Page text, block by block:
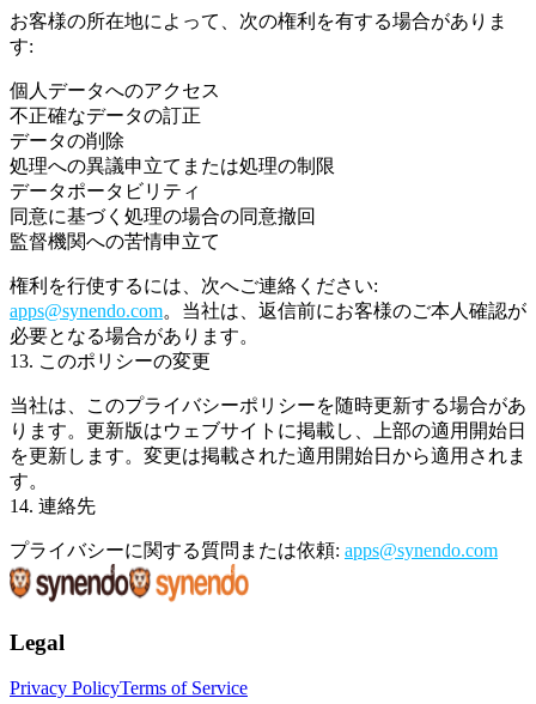
お客様の所在地によって、次の権利を有する場合がありま
す:
個人データへのアクセス
不正確なデータの訂正
データの削除
処理への異議申立てまたは処理の制限
データポータビリティ
同意に基づく処理の場合の同意撤回
監督機関への苦情申立て
権利を行使するには、次へご連絡ください:
apps@synendo.com。当社は、返信前にお客様のご本人確認が
必要となる場合があります。
13. このポリシーの変更
当社は、このプライバシーポリシーを随時更新する場合があ
ります。更新版はウェブサイトに掲載し、上部の適用開始日
を更新します。変更は掲載された適用開始日から適用されま
す。
14. 連絡先
プライバシーに関する質問または依頼: apps@synendo.com
Legal
Privacy PolicyTerms of Service